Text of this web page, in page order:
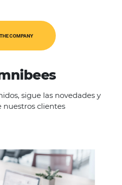
CATEGORIES
PMS
SEE THE COMPANY